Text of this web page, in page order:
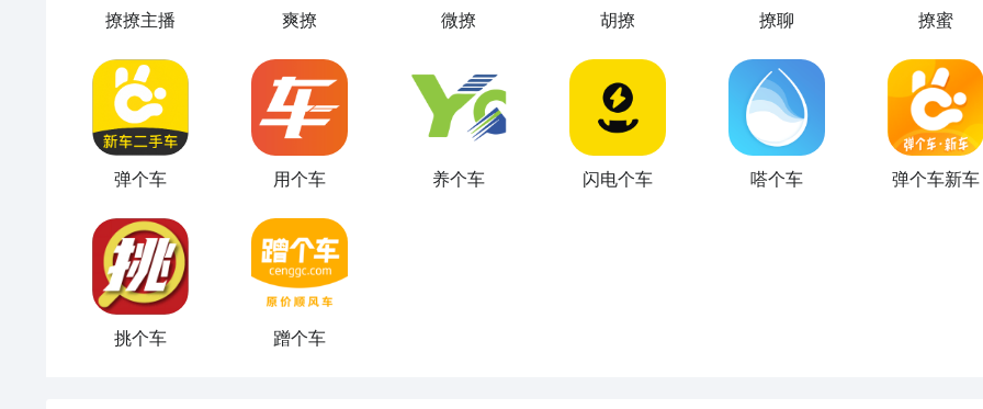
撩撩主播 爽撩 微撩 胡撩 撩聊 撩蜜
弹个车 用个车 养个车 闪电个车 嗒个车 弹个车新车
挑个车 蹭个车